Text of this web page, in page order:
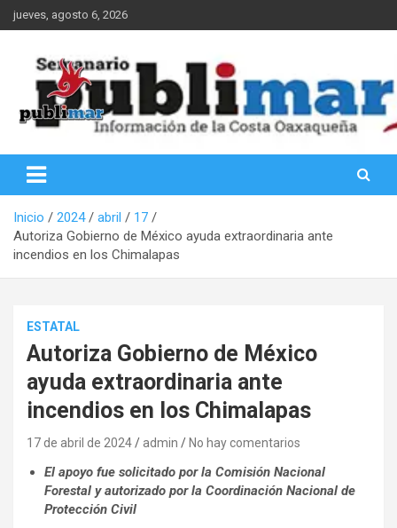
Saltar
al
jueves, agosto 6, 2026
PubliMar
Inicio 2024 abril
17
Autoriza Gobierno de México ayuda extraordinaria ante
incendios en los Chimalapas
ESTATAL
Autoriza Gobierno de México
ayuda extraordinaria ante
incendios en los Chimalapas
17 de abril de 2024 admin No hay comentarios
El apoyo fue solicitado por la Comisión Nacional
Forestal y autorizado por la Coordinación Nacional de
Protección Civil